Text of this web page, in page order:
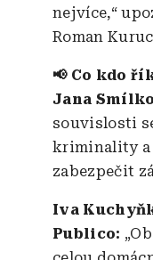
nejvíce,“
Roman
📢 Co kdo
Jana
souvislosti
kriminality a
zabezpečit
Iva
Publico: